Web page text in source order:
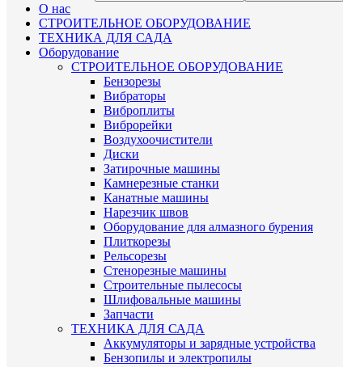
О нас
СТРОИТЕЛЬНОЕ ОБОРУДОВАНИЕ
ТЕХНИКА ДЛЯ САДА
Оборудование
СТРОИТЕЛЬНОЕ ОБОРУДОВАНИЕ
Бензорезы
Вибраторы
Виброплиты
Виброрейки
Воздухоочистители
Диски
Затирочные машины
Камнерезные станки
Канатные машины
Нарезчик швов
Оборудование для алмазного бурения
Плиткорезы
Рельсорезы
Стенорезные машины
Строительные пылесосы
Шлифовальные машины
Запчасти
ТЕХНИКА ДЛЯ САДА
Аккумуляторы и зарядные устройства
Бензопилы и электропилы